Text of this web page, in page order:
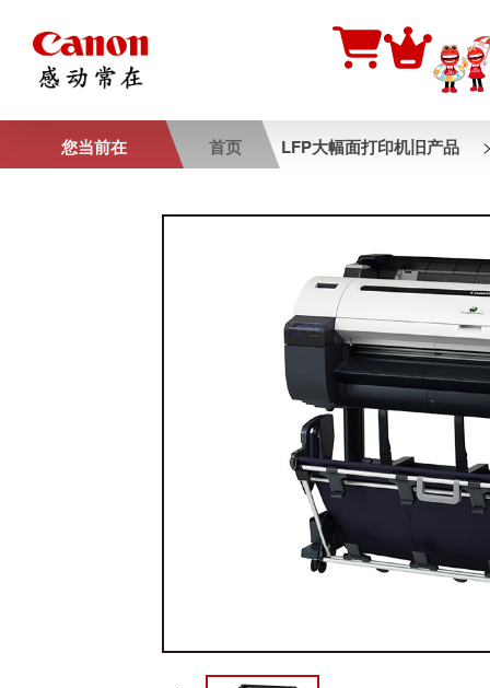
您当前在 首页 LFP大幅面打印机旧产品